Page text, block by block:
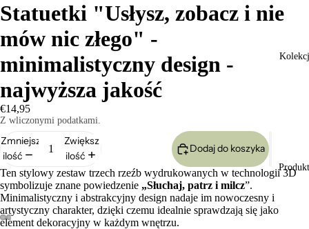
Statuetki "Usłysz, zobacz i nie
mów nic złego" -
minimalistyczny design -
najwyższa jakość
€14,95
Z wliczonymi podatkami.
Zmniejsz
ilość
Zwiększ
ilość
Dodaj do koszyka
Ten stylowy zestaw trzech rzeźb wydrukowanych w technologii 3D
symbolizuje znane powiedzenie „Słuchaj, patrz i milcz”.
Minimalistyczny i abstrakcyjny design nadaje im nowoczesny i
artystyczny charakter, dzięki czemu idealnie sprawdzają się jako
element dekoracyjny w każdym wnętrzu.